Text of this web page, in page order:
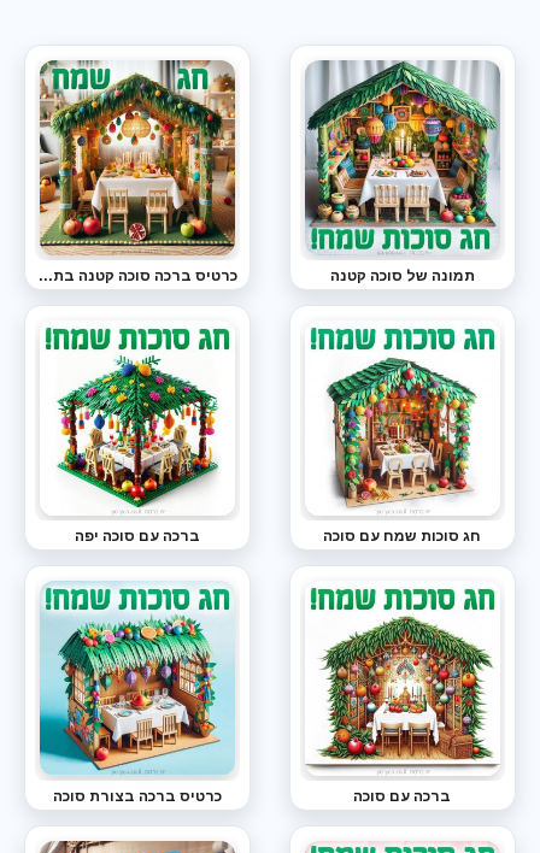
תמונה של סוכה קטנה כרטיס ברכה סוכה קטנה בתוך הבית
חג סוכות שמח עם סוכה ברכה עם סוכה יפה
ברכה עם סוכה כרטיס ברכה בצורת סוכה